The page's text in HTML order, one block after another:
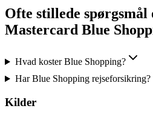
Ofte stillede spørgsmål
Mastercard Blue
Hvad koster Blue Shopping?
Har Blue Shopping rejseforsikring?
Kilder